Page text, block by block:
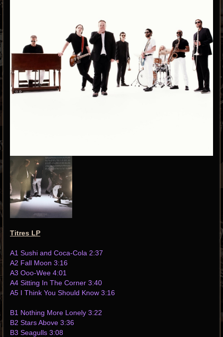
Titres LP
A1 Sushi and Coca-Cola 2:37
A2 Fall Moon 3:16
A3 Ooo-Wee 4:01
A4 Sitting In The Corner 3:40
A5 I Think You Should Know 3:16
B1 Nothing More Lonely 3:22
B2 Stars Above 3:36
B3 Seagulls 3:08